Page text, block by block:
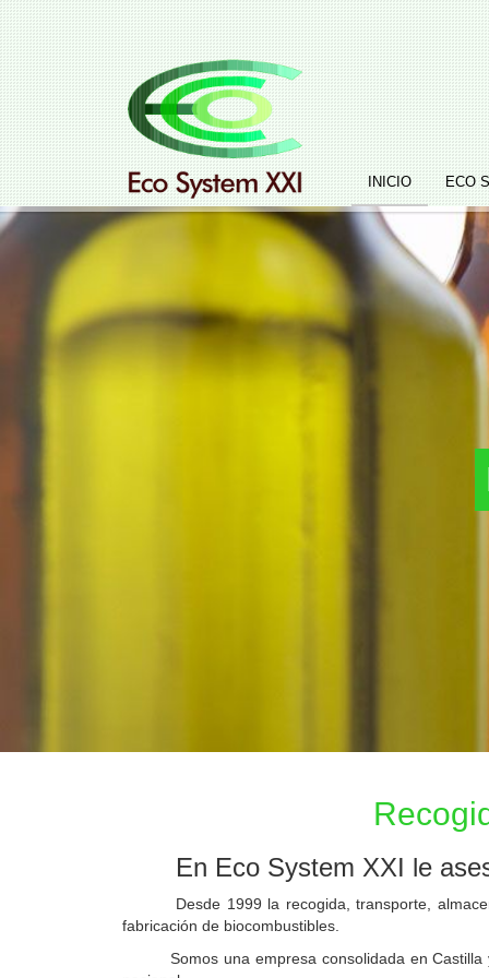
INICIO ECO
En Eco System XXI le
Desde 1999 la recogida, transporte,
fabricación de biocombustibles.
Somos una empresa consolidada en Castilla y